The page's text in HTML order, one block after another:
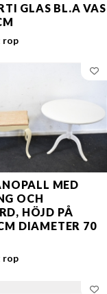
GLAS BL.A VAS
rop
MED
OCH
HÖJD PÅ
DIAMETER 70
rop